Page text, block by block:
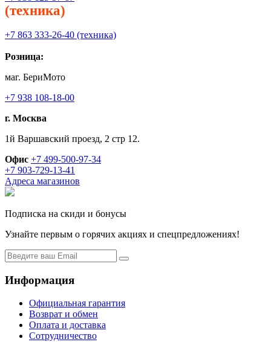
(техника)
+7 863 333-26-40 (техника)
Розница:
маг. БериМото
+7 938 108-18-00
г. Москва
1й Варшавский проезд, 2 стр 12.
Офис +7 499-500-97-34
+7 903-729-13-41
Адреса магазинов
Подписка на скиди и бонусы
Узнайте первым о горячих акциях и спецпредложениях!
Информация
Официальная гарантия
Возврат и обмен
Оплата и доставка
Сотрудничество